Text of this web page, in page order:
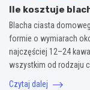
Ile kosztuje
Blacha ciasta
formie o wymiarach
najczęściej 12–24
wszystkim od rodzaju
Czytaj dalej